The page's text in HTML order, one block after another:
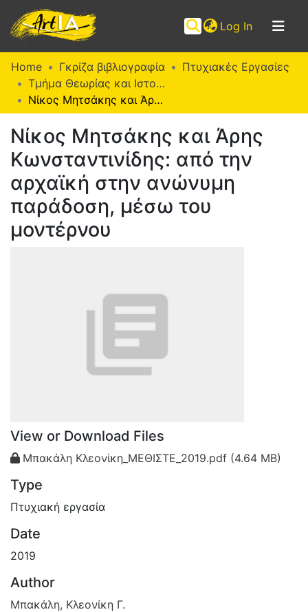
Log In (current)
Communities
Collections
Browse ArtIA
Statistics
Home Γκρίζα βιβλιογραφία
Πτυχιακές Εργασίες
Τμήμα Θεωρίας και Ιστορίας της Τέχνης (Π. Ε.)
Νίκος Μητσάκης και Άρης Κωνσταντινίδης: από την αρχαϊκή στην ανώνυμη παράδοση, μέσω του μοντέρνου
Νίκος Μητσάκης και Άρης
Κωνσταντινίδης: από την
αρχαϊκή στην ανώνυμη
παράδοση, μέσω του
μοντέρνου
View or Download Files
Μπακάλη Κλεονίκη_ΜΕΘΙΣΤΕ_2019.pdf (4.64 MB)
Type
Πτυχιακή εργασία
Date
2019
Author
Μπακάλη, Κλεονίκη Γ.